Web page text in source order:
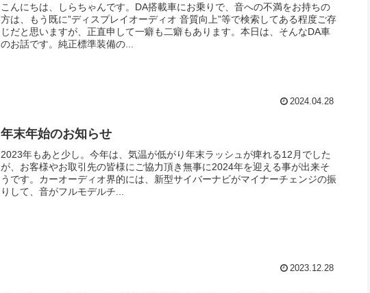
こんにちは、しらちゃんです。DA搭載車にお乗りで、音への不満をお持ちの
方は、もう既に”ディスプレイオーディオ 音質向上”等で検索してある程度ご存
じだと思いますが、正直申して一癖も二癖もあります。本日は、そんなDA車
のお話です。純正標準装備の...
2024.04.28
年末年始のお知らせ
2023年もあと少し。今年は、気温が低がり年末ラッシュが痺れる12月でした
が、お客様やお取引先の皆様にご協力頂き無事に2024年を迎える事が出来そ
うです。カーオーディオ界的には、新型サイバーナビがマイナーチェンジの振
りして、音がフルモデルチ...
2023.12.28